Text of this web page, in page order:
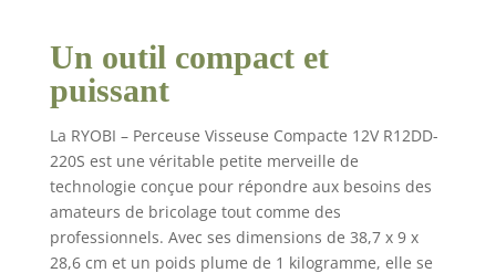
GripZone micro-
alvéolée pour le
pour les travaux de
perçage domestiques
dans le bois et le
métal, ainsi que pour
le vissage de meubles.
Sa petite taille permet
Un outil compact et
puissant
La RYOBI – Perceuse Visseuse Compacte 12V R12DD-
220S est une véritable petite merveille de
technologie conçue pour répondre aux besoins des
amateurs de bricolage tout comme des
professionnels. Avec ses dimensions de 38,7 x 9 x
28,6 cm et un poids plume de 1 kilogramme, elle se